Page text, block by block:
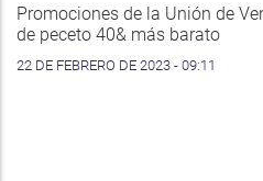
Promociones de la Unión de
de peceto 40& más barato
22 DE FEBRERO DE 2023 - 09:11